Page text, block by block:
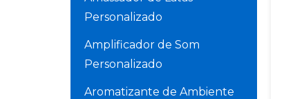
Personalizado
Amplificador de Som
Personalizado
Aromatizante de Ambiente